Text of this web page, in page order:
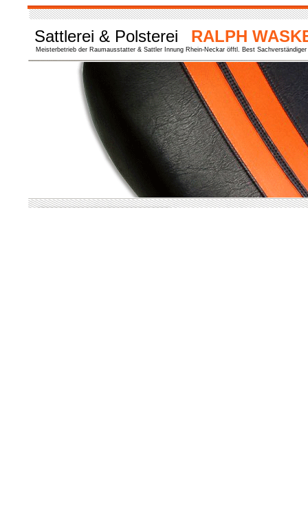
Sattlerei & Polsterei RALPH
Meisterbetrieb der Raumausstatter & Sattler Innung Rhein-Neckar öfftl. Best